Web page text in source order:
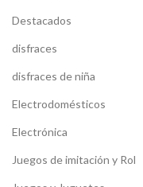
Destacados
disfraces
disfraces de niña
Electrodomésticos
Electrónica
Juegos de imitación y Rol